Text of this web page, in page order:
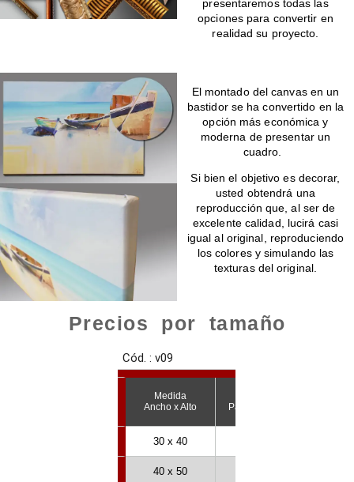
presentaremos todas las
opciones para convertir en
realidad su proyecto.
El montado del canvas en un
bastidor se ha convertido en la
opción más económica y
moderna de presentar un
cuadro.
Si bien el objetivo es decorar,
usted obtendrá una
reproducción que, al ser de
excelente calidad, lucirá casi
igual al original, reproduciendo
los colores y simulando las
texturas del original.
Precios por tamaño